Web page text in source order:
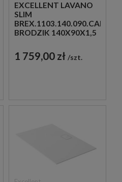
EXCELLENT LAVANO
SLIM
BREX.1103.140.090.CAN
BRODZIK 140X90X1,5
1 759,00 zł szt.